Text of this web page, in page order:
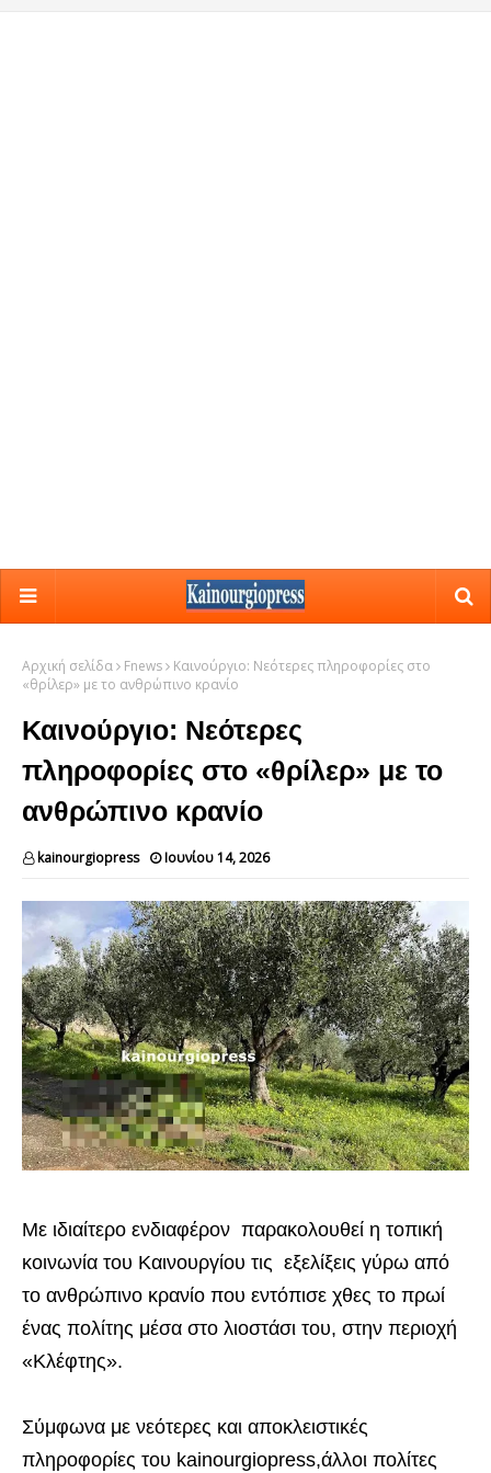
Αρχική σελίδα Fnews
Καινούργιο: Νεότερες πληροφορίες στο
«θρίλερ» με το ανθρώπινο κρανίο
Καινούργιο: Νεότερες
πληροφορίες στο «θρίλερ» με το
ανθρώπινο κρανίο
kainourgiopress Ιουνίου 14, 2026
Με ιδιαίτερο ενδιαφέρον παρακολουθεί η τοπική
κοινωνία του Καινουργίου τις εξελίξεις γύρω από
το ανθρώπινο κρανίο που εντόπισε χθες το πρωί
ένας πολίτης μέσα στο λιοστάσι του, στην περιοχή
«Κλέφτης».
Σύμφωνα με νεότερες και αποκλειστικές
πληροφορίες του kainourgiopress,άλλοι πολίτες